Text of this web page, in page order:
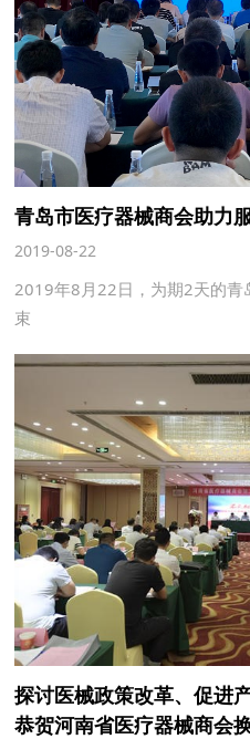
青岛市医疗器械商会助力
2019-08-22
2019年8月22日，为期2天的青
束
探讨医械政策改革、促进
恭贺河南省医疗器械商会